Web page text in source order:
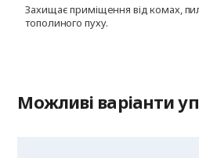
Захищає приміщення від комах,
тополиного пуху.
Можливі варіанти